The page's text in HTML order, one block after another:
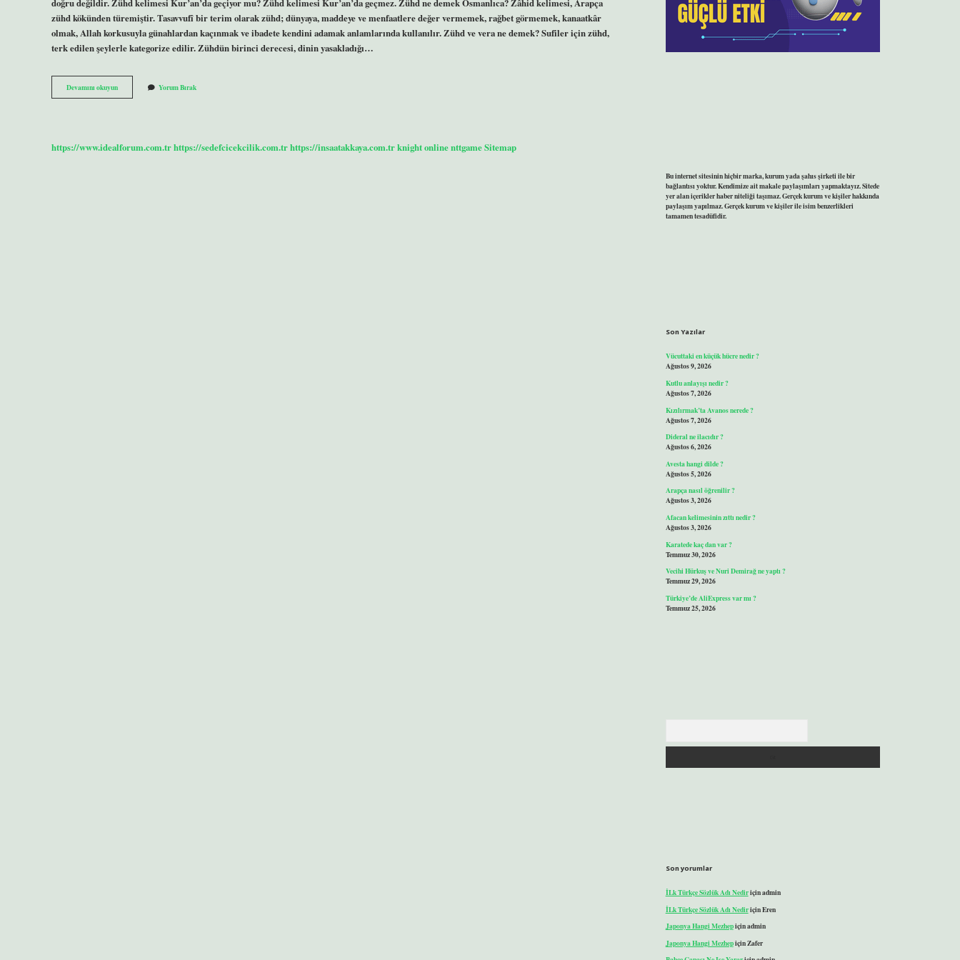
zühd kökünden türemiştir. Tasavvufî bir terim olarak zühd; dünyaya, maddeye ve menfaatlere değer vermemek, rağbet görmemek, kanaatkâr
olmak, Allah korkusuyla günahlardan kaçınmak ve ibadete kendini adamak anlamlarında kullanılır. Zühd ve vera ne demek? Sufiler için zühd,
terk edilen şeylerle kategorize edilir. Zühdün birinci derecesi, dinin yasakladığı…
Devamını okuyunZühd
Ne
Yorum Bırak
https://www.idealforum.com.trhttps://sedefcicekcilik.com.trhttps://insaatakkaya.com.trknight onlinenttgameSitemap
Bu internet sitesinin hiçbir marka, kurum yada şahıs şirketi ile bir
bağlantısı yoktur. Kendimize ait makale paylaşımları yapmaktayız. Sitede
yer alan içerikler haber niteliği taşımaz. Gerçek kurum ve kişiler hakkında
paylaşım yapılmaz. Gerçek kurum ve kişiler ile isim benzerlikleri
tamamen tesadüfidir.
Son Yazılar
Vücuttaki en küçük hücre nedir ?
Ağustos 9, 2026
Kutlu anlayışı nedir ?
Ağustos 7, 2026
Kızılırmak’ta Avanos nerede ?
Ağustos 7, 2026
Dideral ne ilacıdır ?
Ağustos 6, 2026
Avesta hangi dilde ?
Ağustos 5, 2026
Arapça nasıl öğrenilir ?
Ağustos 3, 2026
Afacan kelimesinin zıttı nedir ?
Ağustos 3, 2026
Karatede kaç dan var ?
Temmuz 30, 2026
Vecihi Hürkuş ve Nuri Demirağ ne yaptı ?
Temmuz 29, 2026
Türkiye’de AliExpress var mı ?
Temmuz 25, 2026
Son yorumlar
İLk Türkçe Sözlük Adı Nediriçinadmin
İLk Türkçe Sözlük Adı NediriçinEren
Japonya Hangi Mezhepiçinadmin
Japonya Hangi MezhepiçinZafer